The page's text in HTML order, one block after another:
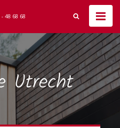
- 48 68 68
Utrecht